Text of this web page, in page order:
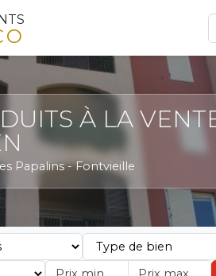
À LA
Papalins - Fontvieille